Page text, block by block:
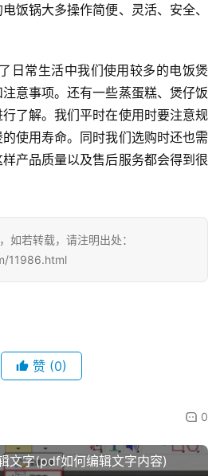
饭锅大多操作简便、灵活、安全、
意事项。还有一些蒸蛋糕、煲仔饭
了解。我们平时在使用时要注意规
使用寿命。同时我们选购时还也需
产品质量以及售后服务都会得到很
如若转载，请注明出处：
11986.html
赞 (0)
0
文字(pdf如何编辑文字内容)